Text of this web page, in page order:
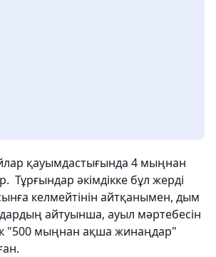
қауымдастығында 4 мыңнан
Тұрғындар әкімдікке бұл жерді
келмейтінін айтқанымен, дым
айтуынша, ауыл мәртебесін
"500 мыңнан ақша жинаңдар"